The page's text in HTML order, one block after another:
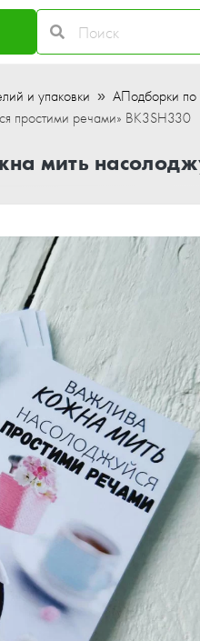
и упаковки АПодборки по
простими речами» BK3SH330
мить